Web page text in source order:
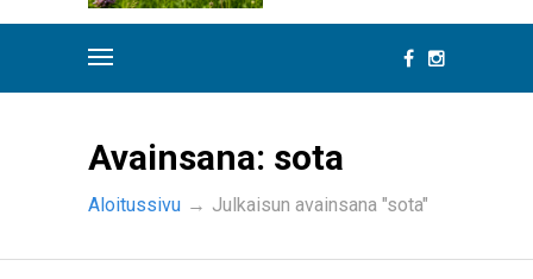
Avainsana: sota
Aloitussivu → Julkaisun avainsana "sota"